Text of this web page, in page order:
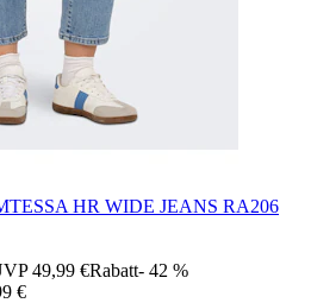
HR WIDE JEANS RA206
49,99 €Rabatt- 42 %
€